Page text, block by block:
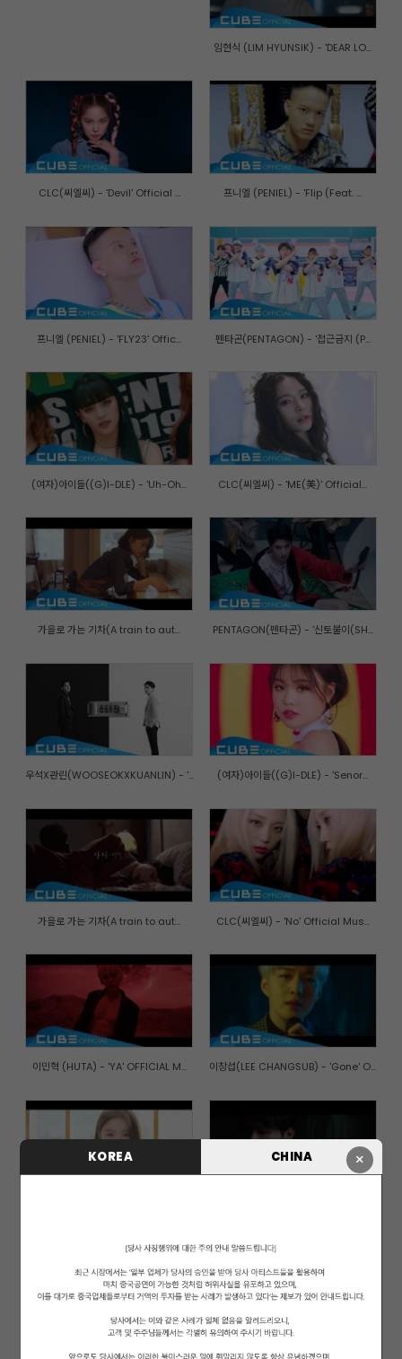
×
KOREA CHINA
임현식 (LIM HYUNSIK) - 'DEAR LO...
CLC(씨엘씨) - 'Devil' Official ... 프니엘 (PENIEL) - 'Flip (Feat. ...
프니엘 (PENIEL) - 'FLY23' Offic... 펜타곤(PENTAGON) - '접근금지 (P...
(여자)아이들((G)I-DLE) - 'Uh-Oh... CLC(씨엘씨) - 'ME(美)' Official...
가을로 가는 기차(A train to aut... PENTAGON(펜타곤) - '신토불이(SH...
우석X관린(WOOSEOKXKUANLIN) - '... (여자)아이들((G)I-DLE) - 'Senor...
가을로 가는 기차(A train to aut... CLC(씨엘씨) - 'No' Official Mus...
이민혁 (HUTA) - 'YA' OFFICIAL M... 이창섭(LEE CHANGSUB) - 'Gone' O...